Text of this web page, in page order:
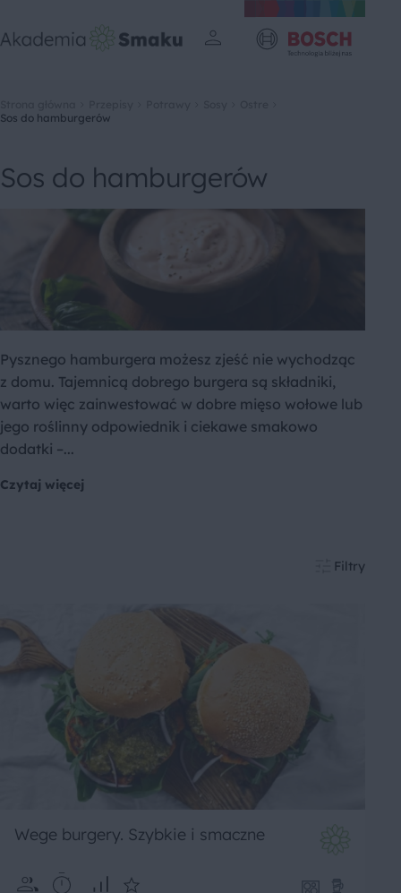
Sos do hamburgerów
Sos do hamburgerów
Pysznego hamburgera możesz zjeść nie wychodząc
z domu. Tajemnicą dobrego burgera są składniki,
warto więc zainwestować w dobre mięso wołowe lub
jego roślinny odpowiednik i ciekawe smakowo
dodatki –...
Czytaj więcej
Filtry
Wege burgery. Szybkie i smaczne